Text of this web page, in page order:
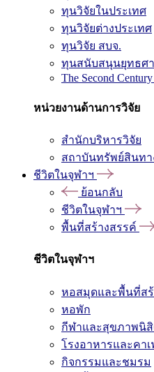
ทุนวิจัยในประเทศ
ทุนวิจัยต่างประเทศ
ทุนวิจัย สบจ.
ทุนสนับสนุนยุทธศา
The Second
หน่วยงานด้านการวิจัย
สำนักบริหารวิจัย
สถาบันทรัพย์สินท
ชีวิตในจุฬาฯ
ย้อนกลับ
ชีวิตในจุฬาฯ
พื้นที่สร้างสรรค์
ชีวิตในจุฬาฯ
หอสมุดและพื้นที่สร้
หอพัก
กีฬาและสุขภาพนิ
โรงอาหารและคาเ
กิจกรรมและชมรม